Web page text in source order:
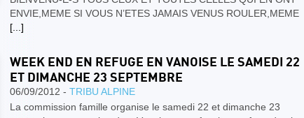
ENVIE,MEME SI VOUS N’ETES JAMAIS VENUS ROULER,MEME
[...]
WEEK END EN REFUGE EN VANOISE LE SAMEDI 22
ET DIMANCHE 23 SEPTEMBRE
06/09/2012 - TRIBU ALPINE
La commission famille organise le samedi 22 et dimanche 23